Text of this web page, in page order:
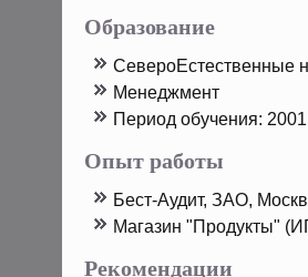
Образование
СеверοЕстественные
Менеджмент
Период обучения:
Опыт работы
Бест-Аудит, ЗАО,
Магазин "Прοдукты"
Рекомендации